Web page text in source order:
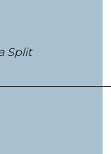
Split